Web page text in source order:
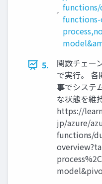
5.
関数チェー
で実行。 各
事でシステ
な状態を維
https://
jp/azure/
functions/